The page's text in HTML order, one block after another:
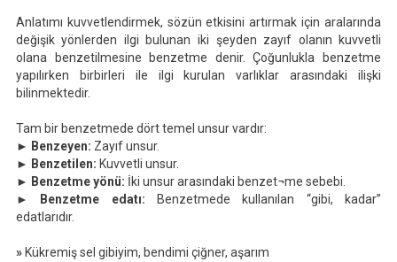
Anlatımı kuvvetlendirmek, sözün etkisini artırmak için aralarında
değişik yönlerden ilgi bulunan iki şeyden zayıf olanın kuvvetli
olana benzetilmesine benzetme denir. Çoğunlukla benzetme
yapılırken birbirleri ile ilgi kurulan varlıklar arasındaki ilişki
bilinmektedir.
Tam bir benzetmede dört temel unsur vardır:
► Benzeyen: Zayıf unsur.
► Benzetilen: Kuvvetli unsur.
► Benzetme yönü: İki unsur arasındaki benzet¬me sebebi.
►
Benzetme edatı: Benzetmede kullanılan “gibi, kadar”
edatlarıdır.
»Kükremiş sel gibiyim, bendimi çiğner, aşarım